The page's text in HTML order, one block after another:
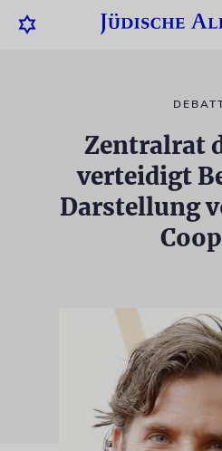
Zentralrat
verteidigt
Darstellung